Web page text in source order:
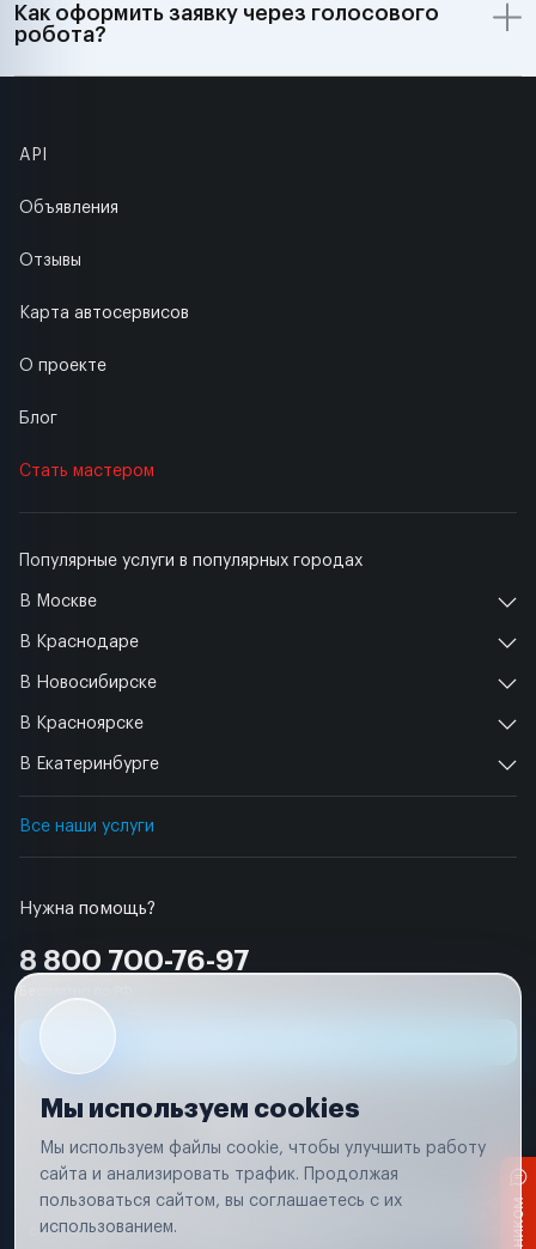
Как оформить заявку через голосового
робота?
Нужна помощь?
8 800 700-76-97
Популярные услуги в популярных городах
В Москве
В Краснодаре
В Новосибирске
В Красноярске
В Екатеринбурге
Все наши услуги
API
Объявления
Отзывы
Карта автосервисов
О проекте
Блог
Стать мастером
Условия использования
Вся информация, представленная на сайте, носит исключительно
соответствии с положениями статьи 437 (п. 2) Гражданского кодекса
Мы используем cookies
Мы используем файлы cookie, чтобы улучшить работу
сайта и анализировать трафик. Продолжая
пользоваться сайтом, вы соглашаетесь с их
использованием.